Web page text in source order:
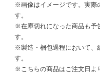
※画像はイメージです。実際
す。
※在庫切れになった商品も予
す。
※製造・梱包過程において、
す。
※こちらの商品はご注文日よ